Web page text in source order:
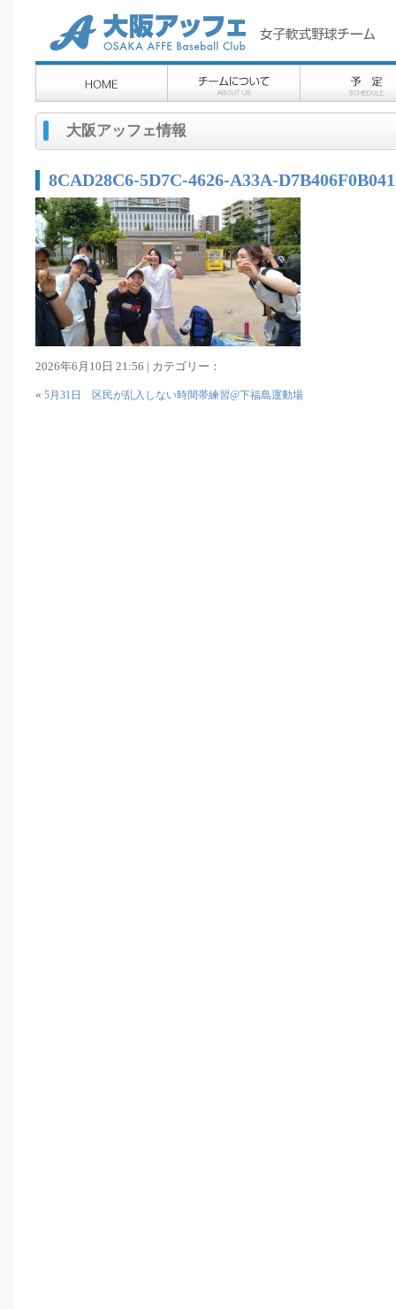
大阪アッフェ情報
8CAD28C6-5D7C-4626-A33A-D7B406F0B041
2026年6月10日 21:56 | カテゴリー：
« 5月31日 区民が乱入しない時間帯練習@下福島運動場